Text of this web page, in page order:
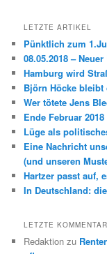
LETZTE ARTIKEL
Pünktlich zum
08.05.2018 –
Hamburg wird
Björn Höcke
Wer tötete Jens
Ende Februar
Lüge als
Eine Nachricht
(und unseren
Hartzer passt auf,
In Deutschland:
LETZTE
Redaktion zu